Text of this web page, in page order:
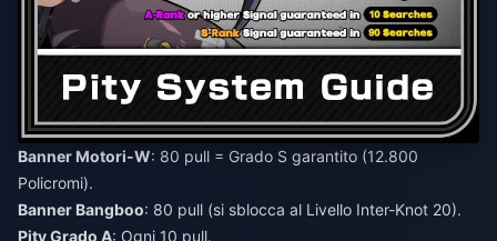
Banner Motori-W: 80 pull = Grado S garantito (12.800
Policromi).
Banner Bangboo: 80 pull (si sblocca al Livello Inter-Knot 20).
Pity Grado A: Ogni 10 pull.